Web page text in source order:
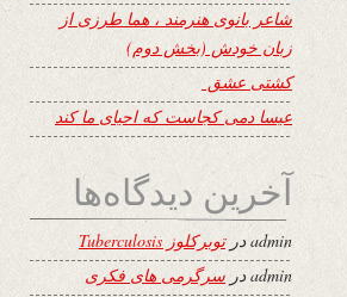
شاعر بانوی هنرمند ، هما طرزی از
زبان خودش (بخش دوم)
کشتی عشق
عیسا دمی کجاست که احیای ما کند
آخرین دیدگاه‌ها
adminدرتوبرکلوز Tuberculosis
admin در سرگرمی های فکری